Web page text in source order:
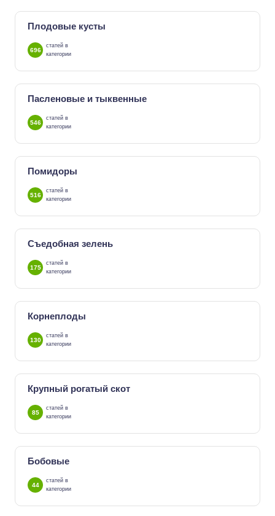
Плодовые кусты
696
статей в
категории
Пасленовые и тыквенные
546
статей в
категории
Помидоры
516
статей в
категории
Съедобная зелень
175
статей в
категории
Корнеплоды
130
статей в
категории
Крупный рогатый скот
85
статей в
категории
Бобовые
44
статей в
категории